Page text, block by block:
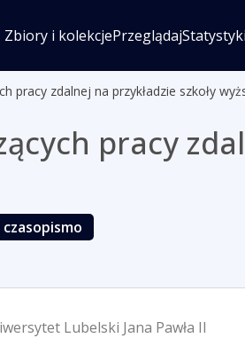
Zbiory i kolekcjePrzeglądaj
pracy zdalnej na przykładzie szkoły
pracy
Lubelski Jana Pawła II